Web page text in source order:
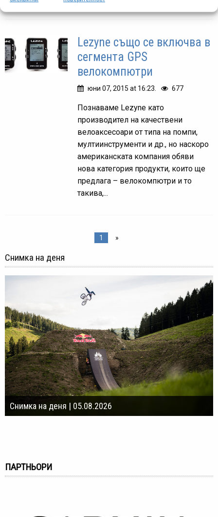
Lezyne също се включва в
сегмента GPS
велокомпютри
юни 07, 2015 at 16:23. 677
Познаваме Lezyne като
производител на качествени
велоаксесоари от типа на помпи,
мултиинструменти и др., но наскоро
американската компания обяви
нова категория продукти, които ще
предлага – велокомпютри и то
такива,...
1 »
Снимка на деня
Снимка на деня | 05.08.2026
ПАРТНЬОРИ